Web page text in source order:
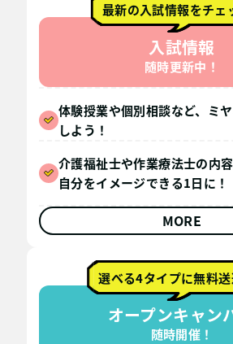
最新の入試情報をチェ
入試情報
随時更新中！
体験授業や個別相談など、ミ
しよう！
介護福祉士や作業療法士の内
自分をイメージできる1日に！
MORE
選べる4タイプに無料送
オープンキャン
随時開催！